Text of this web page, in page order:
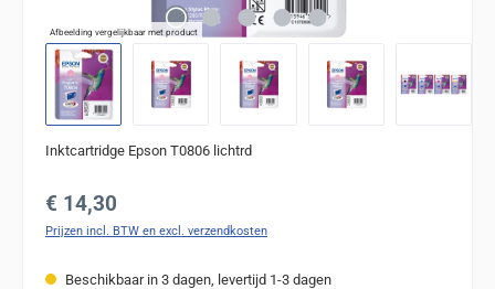
Afbeelding vergelijkbaar met product
Inktcartridge Epson T0806 lichtrd
Normale prijs:
€ 14,30
Prijzen incl. BTW en excl. verzendkosten
Beschikbaar in 3 dagen, levertijd 1-3 dagen